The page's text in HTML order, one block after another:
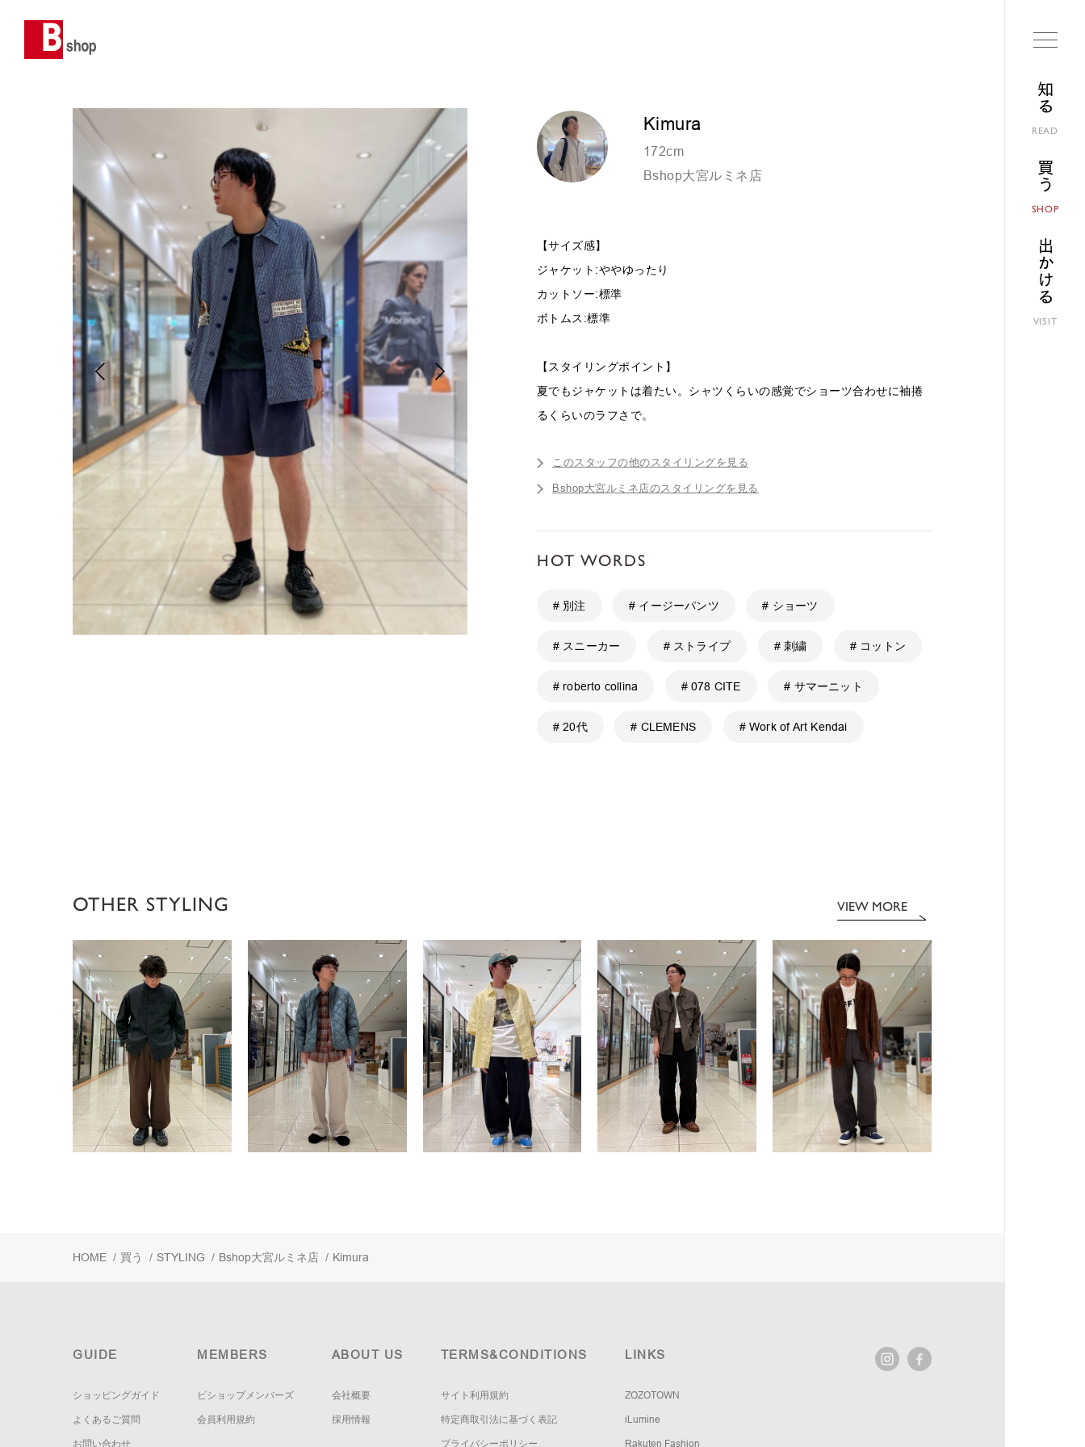
知る
READ
買う
SHOP
出かける
VISIT
Kimura
172cm
Bshop大宮ルミネ店
【サイズ感】
ジャケット:ややゆったり
カットソー:標準
ボトムス:標準
【スタイリングポイント】
夏でもジャケットは着たい。シャツくらいの感覚でショーツ合わせに袖捲
るくらいのラフさで。
このスタッフの他のスタイリングを見る
Bshop大宮ルミネ店のスタイリングを見る
HOT WORDS
# 別注 # イージーパンツ # ショーツ
# スニーカー # ストライプ # 刺繍 # コットン
# roberto collina # 078 CITE # サマーニット
# 20代 # CLEMENS # Work of Art Kendai
OTHER STYLING VIEW MORE
HOME / 買う / STYLING / Bshop大宮ルミネ店 / Kimura
GUIDE
ショッピングガイド
よくあるご質問
お問い合わせ
MEMBERS
ビショップメンバーズ
会員利用規約
ABOUT US
会社概要
採用情報
TERMS&CONDITIONS
サイト利用規約
特定商取引法に基づく表記
プライバシーポリシー
LINKS
ZOZOTOWN
iLumine
Rakuten Fashion